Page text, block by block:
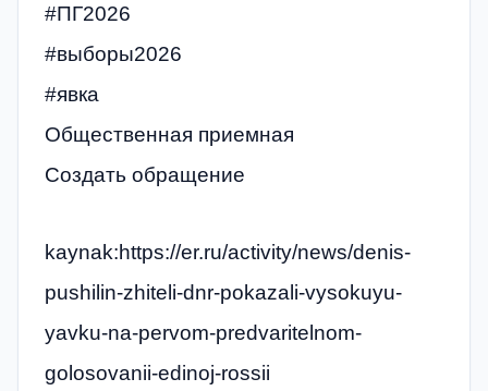
#ПГ2026
#выборы2026
#явка
Общественная приемная
Создать обращение
kaynak:https://er.ru/activity/news/denis-
pushilin-zhiteli-dnr-pokazali-vysokuyu-
yavku-na-pervom-predvaritelnom-
golosovanii-edinoj-rossii